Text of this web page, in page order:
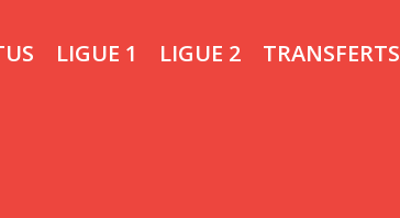
LIGUE 1 LIGUE 2 TRANSFERTS